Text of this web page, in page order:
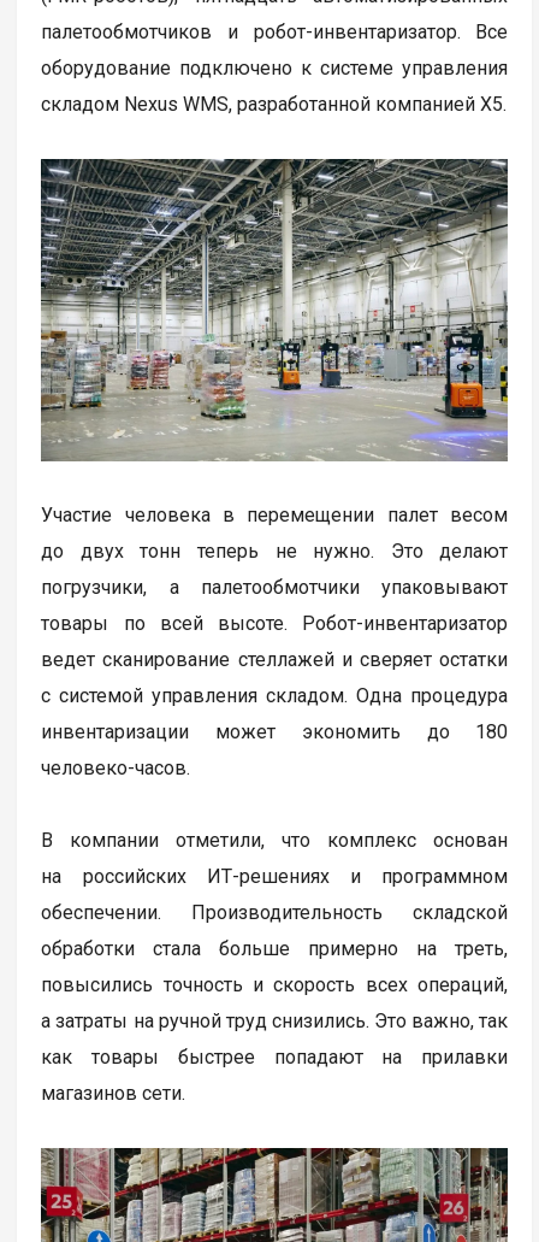
палетообмотчиков и робот-инвентаризатор. Все
оборудование подключено к системе управления
складом Nexus WMS, разработанной компанией Х5.
Участие человека в перемещении палет весом
до двух тонн теперь не нужно. Это делают
погрузчики, а палетообмотчики упаковывают
товары по всей высоте. Робот-инвентаризатор
ведет сканирование стеллажей и сверяет остатки
с системой управления складом. Одна процедура
инвентаризации может экономить до 180
человеко-часов.
В компании отметили, что комплекс основан
на российских ИТ-решениях и программном
обеспечении. Производительность складской
обработки стала больше примерно на треть,
повысились точность и скорость всех операций,
а затраты на ручной труд снизились. Это важно, так
как товары быстрее попадают на прилавки
магазинов сети.